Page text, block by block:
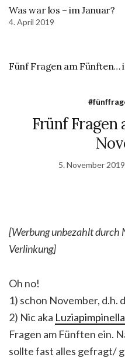
Was war los – im Januar?
4. April 2019
Fünf Fragen am Fünften…
Frünf
5. November 2019
[Werbung unbezahlt durch
Verlinkung]
Oh no!
1) schon November, d.h.
2) Nic aka Luziapimpinella
Fragen am Fünften ein.
sollte fast alles gefragt/